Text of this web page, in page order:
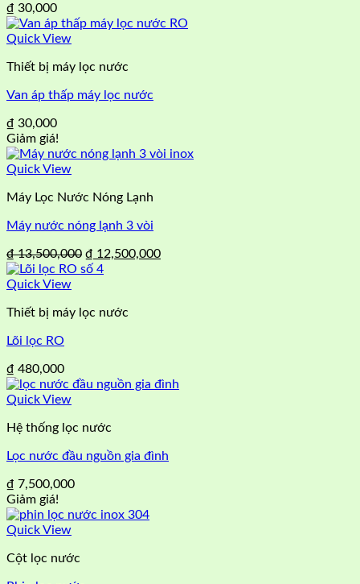
₫ 30,000
Quick View
Thiết bị máy lọc nước
Van áp thấp máy lọc nước
₫ 30,000
Giảm giá!
Quick View
Máy Lọc Nước Nóng Lạnh
Máy nước nóng lạnh 3 vòi
₫13,500,000 Giá
gốc
₫ 12,500,000Giá
Quick View
Thiết bị máy lọc nước
Lõi lọc RO
₫ 480,000
Quick View
Hệ thống lọc nước
Lọc nước đầu nguồn gia đình
₫ 7,500,000
Giảm giá!
Quick View
Cột lọc nước